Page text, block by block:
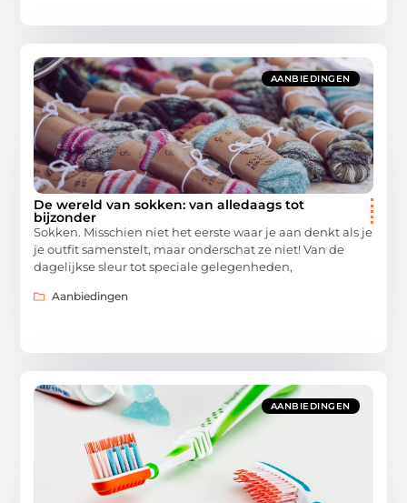
AANBIEDINGEN
De wereld van sokken: van alledaags tot
bijzonder
Sokken. Misschien niet het eerste waar je aan denkt als je
je outfit samenstelt, maar onderschat ze niet! Van de
dagelijkse sleur tot speciale gelegenheden,
Aanbiedingen
AANBIEDINGEN